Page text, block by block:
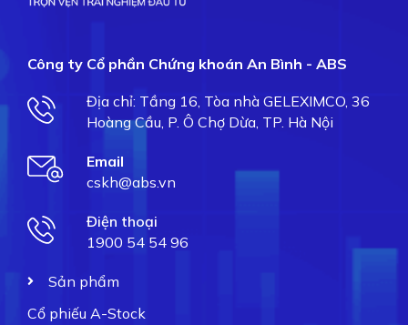
Công ty Cổ phần Chứng khoán An Bình - ABS
Địa chỉ: Tầng 16, Tòa nhà GELEXIMCO, 36
Hoàng Cầu, P. Ô Chợ Dừa, TP. Hà Nội
Email
cskh@abs.vn
Điện thoại
1900 54 54 96
Sản phẩm
Cổ phiếu A-Stock